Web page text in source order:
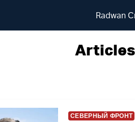
Radwan
СЕВЕРНЫЙ ФРОНТ